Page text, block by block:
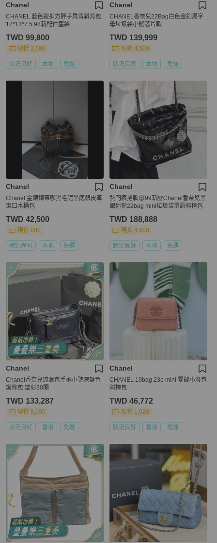
Chanel
CHANEL 藍色銀扣方胖子肩背斜背包
17*13*7.5 98新配件塵袋
TWD 99,800
現折 2,000
狀況良好 本地 免運
Chanel
CHANEL香奈兒22Bag白色金釦黑字
母垃圾袋小號芯片款
TWD 139,999
現折 4,500
狀況良好 本地 免運
Chanel
Chanel 金銀鍊帶咖黑毛呢黑底銀皮革
束口水桶包
TWD 42,500
現折 800
狀況尚可 本地 免運
Chanel
熱門瘋搶款😍99新🆕Chanel香奈兒黑
銀迷你22bag mini垃圾袋單肩斜挎包
TWD 188,888
現折 4,500
狀況良好 本地 免運
Chanel
Chanel香奈兒流浪包手柄小號深藍色
鏈條包 鐳射30開
TWD 133,287
現折 8,000
狀況良好 香港 免運
Chanel
CHANEL 19bag 23p mini 零錢小廢包
斜挎包
TWD 46,772
現折 1,928
狀況良好 香港 免運